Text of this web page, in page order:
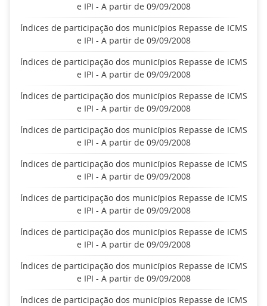
e IPI - A partir de 09/09/2008
Índices de participação dos municípios Repasse de ICMS
e IPI - A partir de 09/09/2008
Índices de participação dos municípios Repasse de ICMS
e IPI - A partir de 09/09/2008
Índices de participação dos municípios Repasse de ICMS
e IPI - A partir de 09/09/2008
Índices de participação dos municípios Repasse de ICMS
e IPI - A partir de 09/09/2008
Índices de participação dos municípios Repasse de ICMS
e IPI - A partir de 09/09/2008
Índices de participação dos municípios Repasse de ICMS
e IPI - A partir de 09/09/2008
Índices de participação dos municípios Repasse de ICMS
e IPI - A partir de 09/09/2008
Índices de participação dos municípios Repasse de ICMS
e IPI - A partir de 09/09/2008
Índices de participação dos municípios Repasse de ICMS